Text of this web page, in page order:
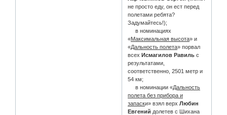
не просто еду, он ест перед
полетами ребята?
Задумайтесь!);
в номинациях
«Максимальная высота» и
«Дальность полета» порвал
всехИсмагилов Равиль с
результатами,
соответственно, 2501 метр и
54 км;
в номинации «Дальность
полета без прибора и
запаски» взял верхЛюбин
Евгений долетев с Шихана